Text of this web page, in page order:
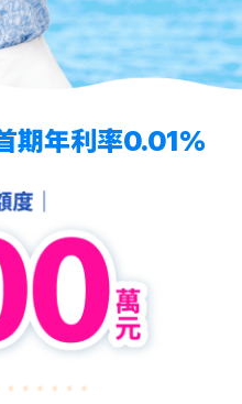
期年利率0.01%